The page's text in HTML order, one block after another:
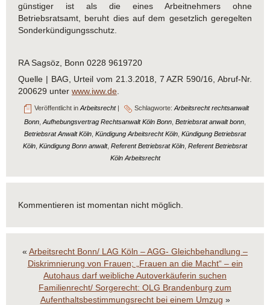
günstiger ist als die eines Arbeitnehmers ohne
Betriebsratsamt, beruht dies auf dem gesetzlich geregelten
Sonderkündigungsschutz.
RA Sagsöz, Bonn 0228 9619720
Quelle | BAG, Urteil vom 21.3.2018, 7 AZR 590/16, Abruf-Nr.
200629 unter www.iww.de.
Veröffentlicht inArbeitsrecht| Schlagworte:Arbeitsrecht rechtsanwalt
Bonn Aufhebungsvertrag Rechtsanwalt Köln Bonn Betriebsrat anwalt bonn
Betriebsrat Anwalt Köln Kündigung Arbeitsrecht Köln Kündigung Betriebsrat
Köln Kündigung Bonn anwalt, Referent Betriebsrat Köln Referent Betriebsrat
Köln Arbeitsrecht
Kommentieren ist momentan nicht möglich.
« Arbeitsrecht Bonn/ LAG Köln – AGG- Gleichbehandlung –
Diskrimnierung von Frauen; „Frauen an die Macht“ – ein
Autohaus darf weibliche Autoverkäuferin suchen
Familienrecht/ Sorgerecht: OLG Brandenburg zum
Aufenthaltsbestimmungsrecht bei einem Umzug »